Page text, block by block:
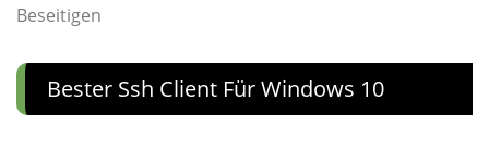
Beseitigen
Bester Ssh Client Für Windows 10